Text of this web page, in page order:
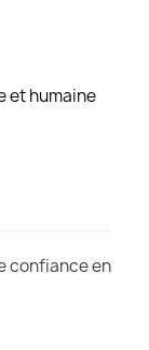
et humaine
confiance en